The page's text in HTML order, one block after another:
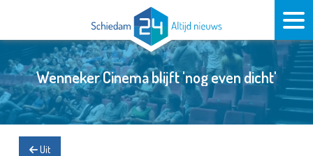
Wenneker Cinema blijft 'nog even dicht'
Uit